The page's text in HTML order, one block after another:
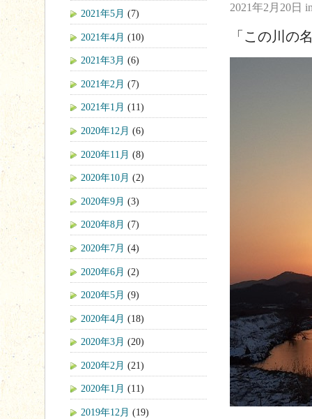
2021年2月20日
「この川の
2021年5月 (7)
2021年4月 (10)
2021年3月 (6)
2021年2月 (7)
2021年1月 (11)
2020年12月 (6)
2020年11月 (8)
2020年10月 (2)
2020年9月 (3)
2020年8月 (7)
2020年7月 (4)
2020年6月 (2)
2020年5月 (9)
2020年4月 (18)
2020年3月 (20)
2020年2月 (21)
2020年1月 (11)
2019年12月 (19)